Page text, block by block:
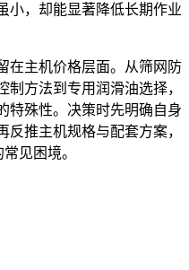
小，却能显著降低长期作业
在主机价格层面。从筛网防
方法到专用润滑油选择，
特殊性。决策时先明确自身
推主机规格与配套方案，
见困境。